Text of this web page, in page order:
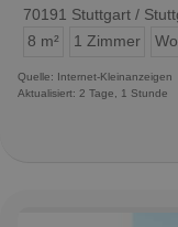
70191 Stuttgart /
8 m²
1 Zimmer
Quelle: Internet-Kleinanzeigen
Aktualisiert: 2 Tage, 1 Stunde